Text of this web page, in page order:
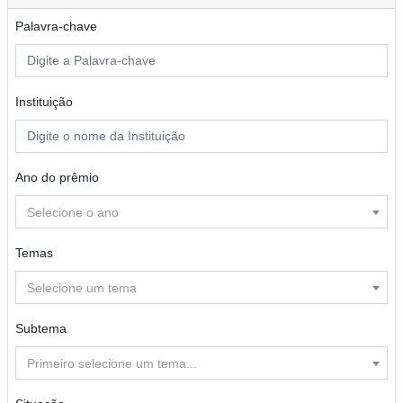
Palavra-chave
Instituição
Ano do prêmio
Selecione o ano
Temas
Selecione um tema
Subtema
Primeiro selecione um tema...